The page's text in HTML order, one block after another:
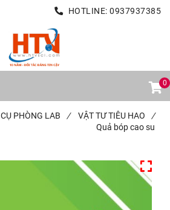
HOTLINE: 0937937385
0
PHÒNG LAB / VẬT TƯ TIÊU HAO
/
Quả bóp cao su